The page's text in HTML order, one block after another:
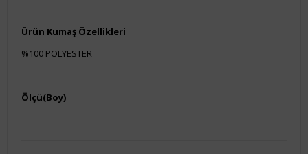
Ürün Kumaş Özellikleri
%100 POLYESTER
Ölçü(Boy)
-